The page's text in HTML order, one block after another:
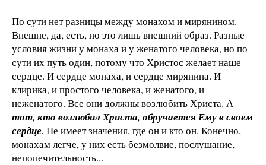
По сути нет разницы между монахом и мирянином.
Внешне, да, есть, но это лишь внешний образ. Разные
условия жизни у монаха и у женатого человека, но по
сути их путь один, потому что Христос желает наше
сердце. И сердце монаха, и сердце мирянина. И
клирика, и простого человека, и женатого, и
неженатого. Все они должны возлюбить Христа. А
тот, кто возлюбил Христа, обручается Ему в своем
сердце. Не имеет значения, где он и кто он. Конечно,
монахам легче, у них есть безмолвие, послушание,
непопечительность...